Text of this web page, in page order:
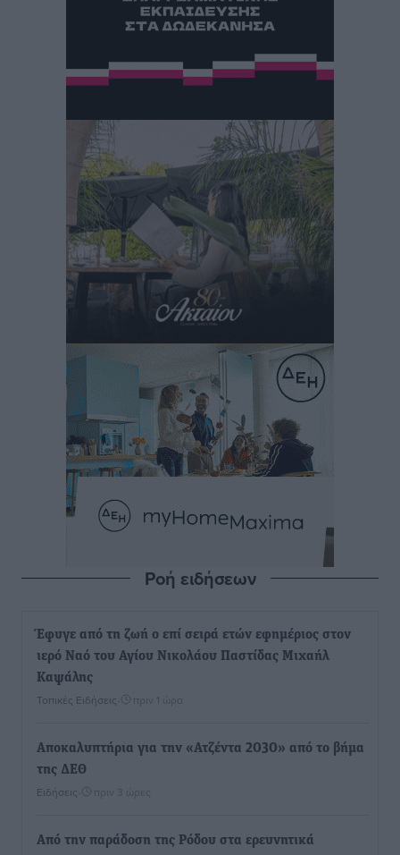
Ροή ειδήσεων
Έφυγε από τη ζωή ο επί σειρά ετών εφημέριος στον
ιερό Ναό του Αγίου Νικολάου Παστίδας Μιχαήλ
Καψάλης
Τοπικές Ειδήσεις πριν 1 ώρα
Αποκαλυπτήρια για την «Ατζέντα 2030» από το βήμα
της ΔΕΘ
Ειδήσεις πριν 3 ώρες
Από την παράδοση της Ρόδου στα ερευνητικά